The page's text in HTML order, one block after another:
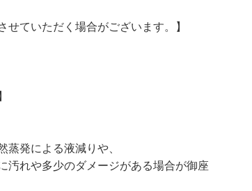
ていただく場合がございます。】
発による液減りや、
汚れや多少のダメージがある場合が御座